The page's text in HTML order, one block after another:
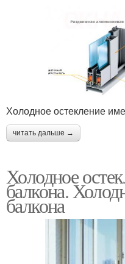
Холодное остекление
читать дальше →
Холодное
балкона.
балкона